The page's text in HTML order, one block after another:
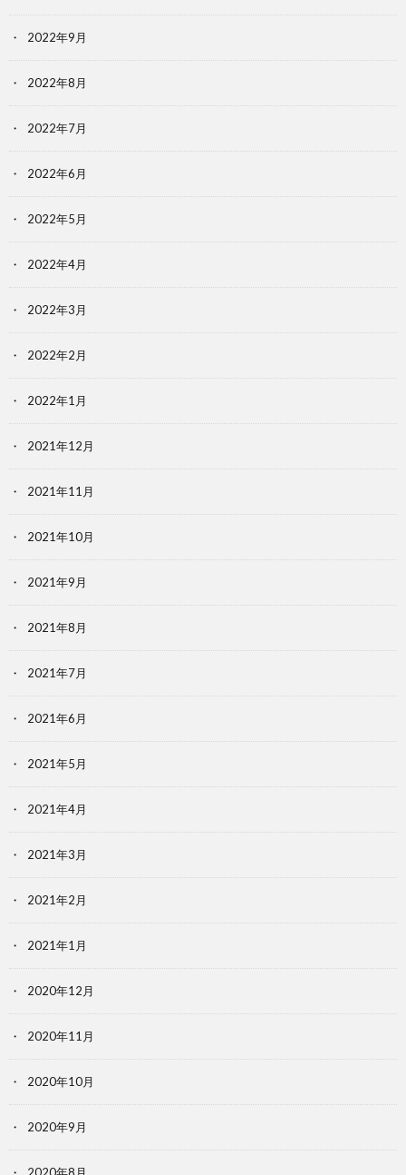
2022年9月
2022年8月
2022年7月
2022年6月
2022年5月
2022年4月
2022年3月
2022年2月
2022年1月
2021年12月
2021年11月
2021年10月
2021年9月
2021年8月
2021年7月
2021年6月
2021年5月
2021年4月
2021年3月
2021年2月
2021年1月
2020年12月
2020年11月
2020年10月
2020年9月